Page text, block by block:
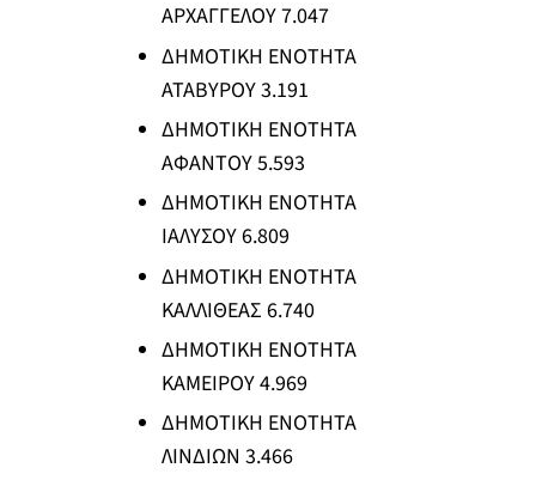
ΑΡΧΑΓΓΕΛΟΥ 7.047
ΔΗΜΟΤΙΚΗ ΕΝΟΤΗΤΑ
ΑΤΑΒΥΡΟΥ 3.191
ΔΗΜΟΤΙΚΗ ΕΝΟΤΗΤΑ
ΑΦΑΝΤΟΥ 5.593
ΔΗΜΟΤΙΚΗ ΕΝΟΤΗΤΑ
ΙΑΛΥΣΟΥ 6.809
ΔΗΜΟΤΙΚΗ ΕΝΟΤΗΤΑ
ΚΑΛΛΙΘΕΑΣ 6.740
ΔΗΜΟΤΙΚΗ ΕΝΟΤΗΤΑ
ΚΑΜΕΙΡΟΥ 4.969
ΔΗΜΟΤΙΚΗ ΕΝΟΤΗΤΑ
ΛΙΝΔΙΩΝ 3.466